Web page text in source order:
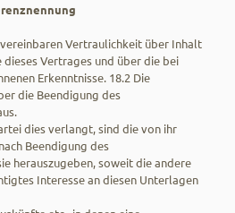
Vertraulichkeit über Inhalt
Vertrages und über die bei
Erkenntnisse. 18.2 Die
die Beendigung des
dies verlangt, sind die von ihr
Beendigung des
herauszugeben, soweit die andere
Interesse an diesen Unterlagen